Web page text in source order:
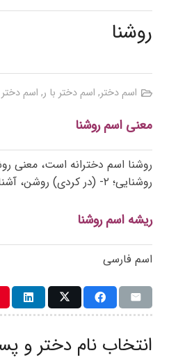
روشنا
اسم دختر, اسم دختر با ر, اسم
معنی اسم روشنا
روشنایی؛ ۲- (در کردی) روشن، آشنا
ریشه اسم روشنا
اسم فارسی
انتخاب نام دختر و